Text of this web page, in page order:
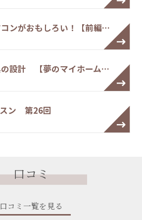
ンがおもしろい！【前編…
設計 【夢のマイホーム…
スン 第26回
口コミ
口コミ一覧を見る